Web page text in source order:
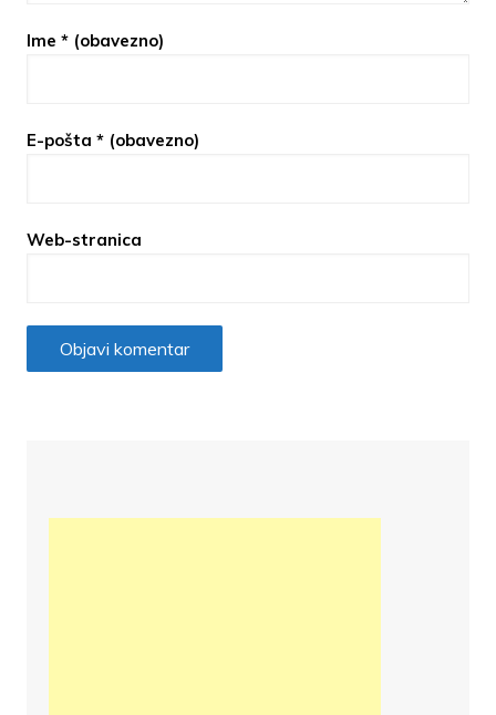
Ime * (obavezno)
E-pošta * (obavezno)
Web-stranica